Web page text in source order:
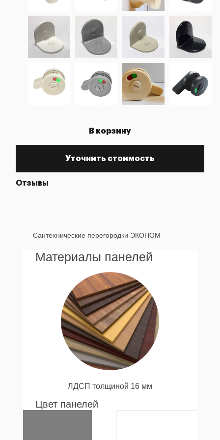
В корзину
Уточнить стоимость
Отзывы
Сантехнические перегородки ЭКОНОМ
Материалы панелей
ЛДСП толщиной 16 мм
Цвет панелей